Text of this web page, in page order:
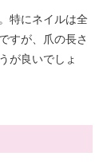
特にネイルは全
すが、爪の長さ
が良いでしょ